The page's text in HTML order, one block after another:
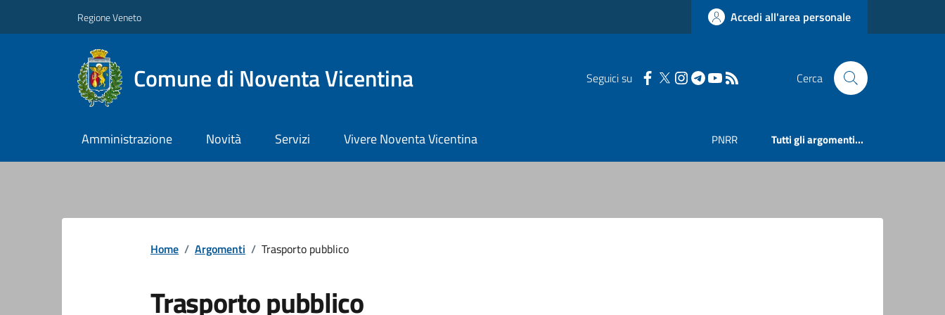
Regione Veneto Accedi all'area personale
Comune di Noventa Vicentina Seguici su Cerca
Amministrazione Novità Servizi Vivere Noventa Vicentina PNRR Tutti gli argomenti...
Home / Argomenti / Trasporto pubblico
Trasporto pubblico